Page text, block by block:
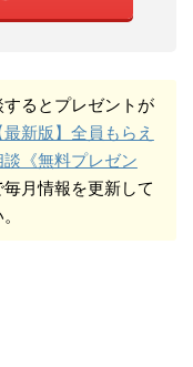
るとプレゼントが
最新版】全員もらえ
《無料プレゼン
毎月情報を更新して